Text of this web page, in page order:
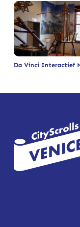
Da Vinci Interactief